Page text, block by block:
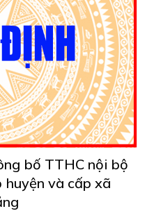
bố TTHC nội bộ
và cấp xã